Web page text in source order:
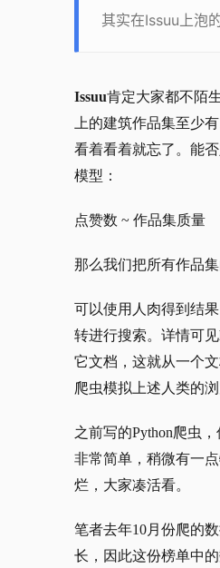
其实在Issuu上泡
Issuu肯定大家都不陌
上的建筑作品集至少
看着看着就忘了。能
模型：
点赞数 ~ 作品集质量
那么我们把所有作品
可以使用人肉得到结
转进行搜索。详情可见
它文档，这就从一个
爬虫模拟上述人类的
之前写的Python爬虫
非常简单，稍微有一
烂，大家凑活看。
笔者去年10月份爬的
长，因此这份榜单中